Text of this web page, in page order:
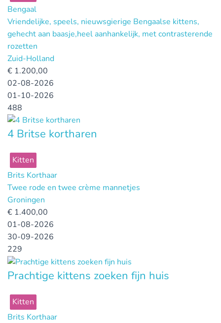
Bengaal
Vriendelijke, speels, nieuwsgierige Bengaalse kittens,
gehecht aan baasje,heel aanhankelijk, met contrasterende
rozetten
Zuid-Holland
€ 1.200,00
02-08-2026
01-10-2026
488
4 Britse kortharen
Kitten
Brits Korthaar
Twee rode en twee crème mannetjes
Groningen
€ 1.400,00
01-08-2026
30-09-2026
229
Prachtige kittens zoeken fijn huis
Kitten
Brits Korthaar